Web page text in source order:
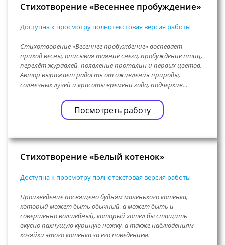
Стихотворение «Весеннее пробуждение»
Доступна к просмотру полнотекстовая версия работы
Стихотворение «Весеннее пробуждение» воспевает
приход весны, описывая таяние снега, пробуждение птиц,
перелёт журавлей, появление проталин и первых цветов.
Автор выражает радость от оживления природы,
солнечных лучей и красоты времени года, подчёркив…
Посмотреть работу
Стихотворение «Белый котенок»
Доступна к просмотру полнотекстовая версия работы
Произведение посвящено будням маленького котенка,
который может быть обычный, а может быть и
совершенно волшебный, который хотел бы стащить
вкусно пахнущую куриную ножку, а также наблюдениям
хозяйки этого котенка за его поведением.